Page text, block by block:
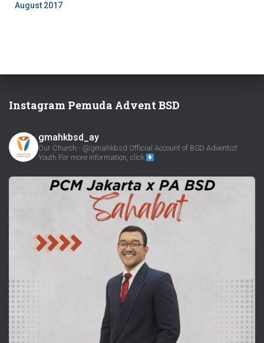
August 2017
Instagram Pemuda Advent BSD
gmahkbsd_ay
Our Church - @gmahkbsd Official Account of BSD Adventist
Youth For more information, click